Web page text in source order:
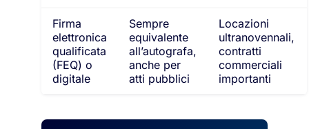
Firma
elettronica
qualificata
(FEQ) o
digitale
Sempre
equivalente
all’autografa,
anche per
atti pubblici
Locazioni
ultranovennali,
contratti
commerciali
importanti